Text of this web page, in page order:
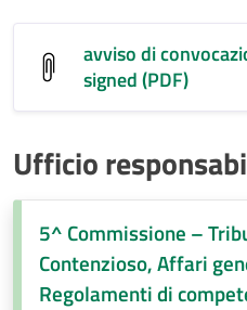
avviso di
signed (PDF)
Ufficio
5^ Commissione –
Contenzioso, Affari
Regolamenti di